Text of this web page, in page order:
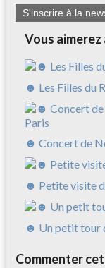
S'inscrire à la
Vous aimerez
☻ Les Filles du
☻ Concert de
☻ Petite visite
☻ Un petit tour
Commenter